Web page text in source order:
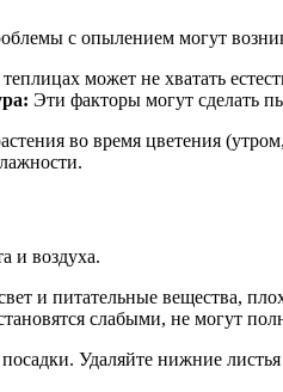
с опылением могут
может не хватать
Эти факторы могут сделать
во время цветения
и воздуха.
и питательные вещества,
слабыми, не могут
Удаляйте нижние